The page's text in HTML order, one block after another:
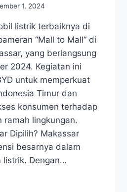
1, 2024
listrik terbaiknya di
“Mall to Mall” di
yang berlangsung
2024. Kegiatan ini
untuk memperkuat
Timur dan
konsumen terhadap
ramah lingkungan.
Dipilih? Makassar
besarnya dalam
listrik. Dengan…